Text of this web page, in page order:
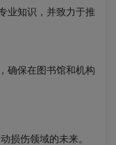
业知识，并致力于推
确保在图书馆和机构
损伤领域的未来。